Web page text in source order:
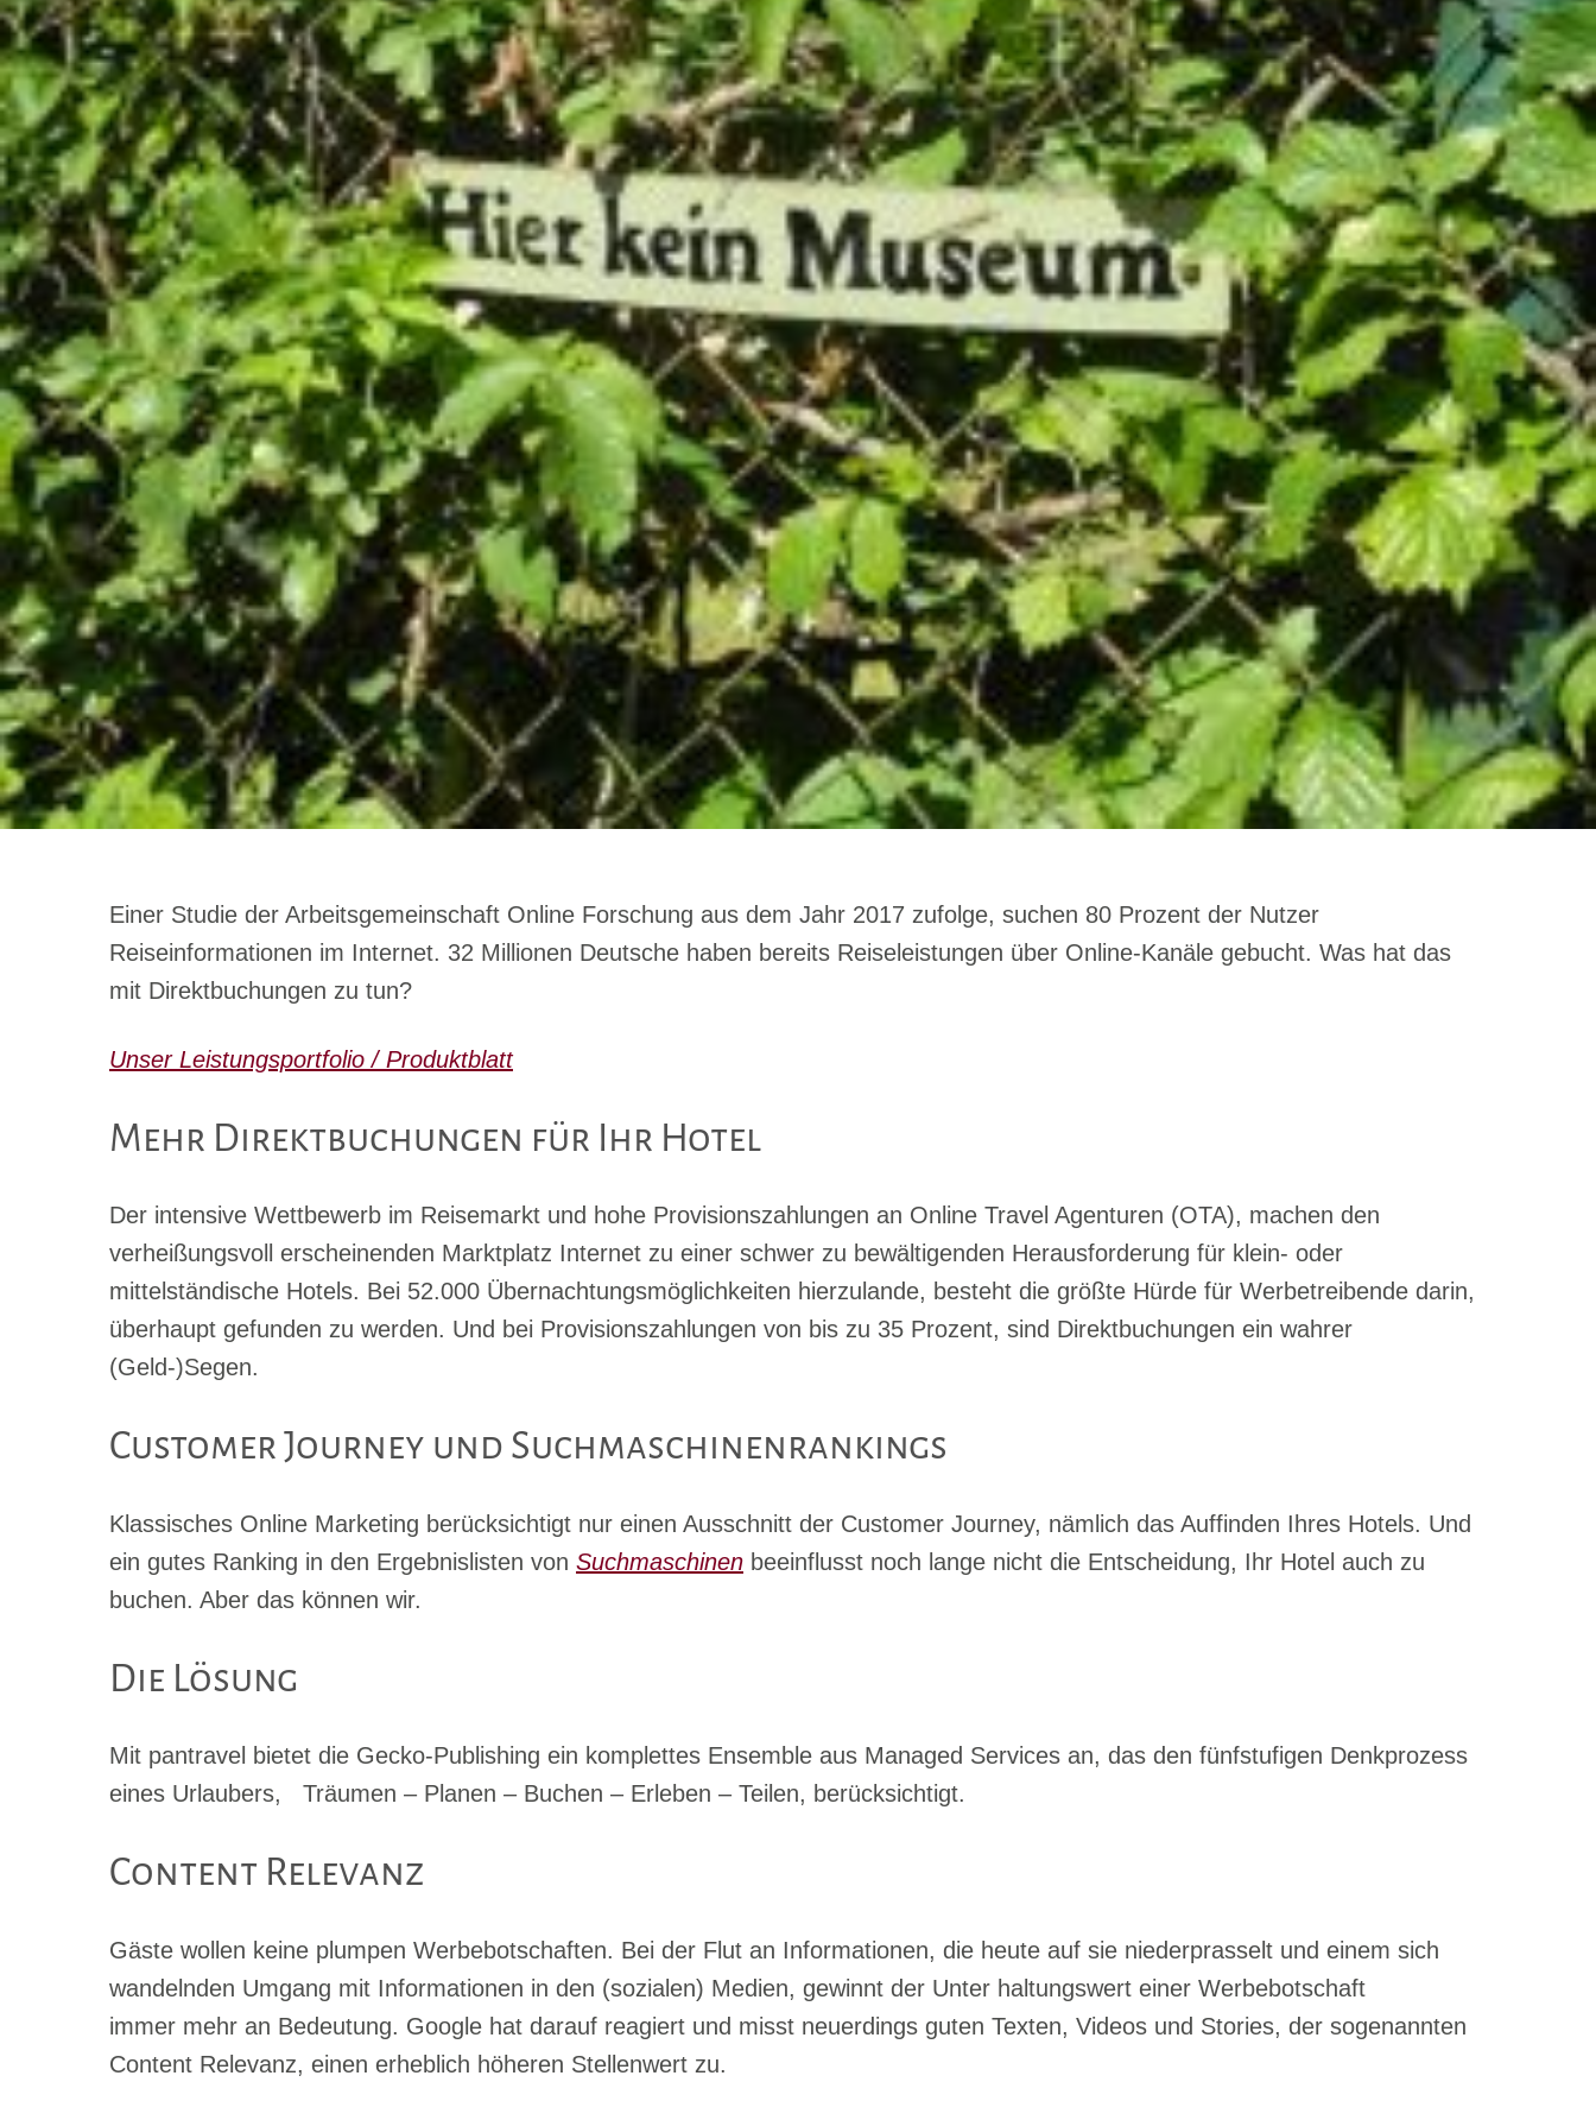
Einer Studie der Arbeitsgemeinschaft Online Forschung aus dem Jahr 2017 zufolge, suchen 80 Prozent der Nutzer
Reiseinformationen im Internet. 32 Millionen Deutsche haben bereits Reiseleistungen über Online-Kanäle gebucht. Was hat das
mit Direktbuchungen zu tun?
Unser Leistungsportfolio / Produktblatt
Mehr Direktbuchungen für Ihr Hotel
Der intensive Wettbewerb im Reisemarkt und hohe Provisionszahlungen an Online Travel Agenturen (OTA), machen den
verheißungsvoll erscheinenden Marktplatz Internet zu einer schwer zu bewältigenden Herausforderung für klein- oder
mittelständische Hotels. Bei 52.000 Übernachtungsmöglichkeiten hierzulande, besteht die größte Hürde für Werbetreibende darin,
überhaupt gefunden zu werden. Und bei Provisionszahlungen von bis zu 35 Prozent, sind Direktbuchungen ein wahrer
(Geld-)Segen.
Customer Journey und Suchmaschinenrankings
Klassisches Online Marketing berücksichtigt nur einen Ausschnitt der Customer Journey, nämlich das Auffinden Ihres Hotels. Und
ein gutes Ranking in den Ergebnislisten von Suchmaschinen beeinflusst noch lange nicht die Entscheidung, Ihr Hotel auch zu
buchen. Aber das können wir.
Die Lösung
Mit pantravel bietet die Gecko-Publishing ein komplettes Ensemble aus Managed Services an, das den fünfstufigen Denkprozess
eines Urlaubers, Träumen – Planen – Buchen – Erleben – Teilen, berücksichtigt.
Content Relevanz
Gäste wollen keine plumpen Werbebotschaften. Bei der Flut an Informationen, die heute auf sie niederprasselt und einem sich
wandelnden Umgang mit Informationen in den (sozialen) Medien, gewinnt der Unter haltungswert einer Werbebotschaft
immer mehr an Bedeutung. Google hat darauf reagiert und misst neuerdings guten Texten, Videos und Stories, der sogenannten
Content Relevanz, einen erheblich höheren Stellenwert zu.